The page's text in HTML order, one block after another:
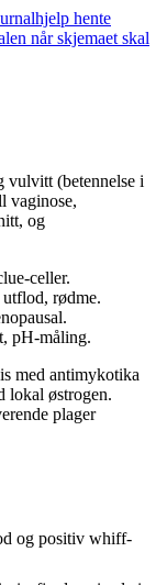
hente
når skjemaet skal
vulvitt (betennelse i
vaginose,
og
celler.
rødme.
pH-måling.
med antimykotika
lokal østrogen.
plager
og positiv whiff-